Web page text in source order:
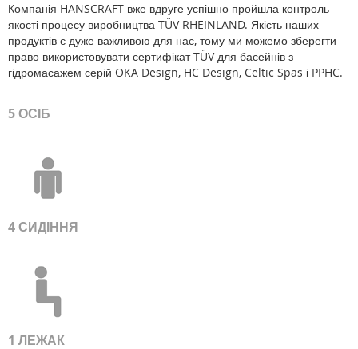
Компанія HANSCRAFT вже вдруге успішно пройшла контроль
якості процесу виробництва TÜV RHEINLAND. Якість наших
продуктів є дуже важливою для нас, тому ми можемо зберегти
право використовувати сертифікат TÜV для басейнів з
гідромасажем серій OKA Design, HC Design, Celtic Spas і PPHC.
5 ОСІБ
4 СИДІННЯ
1 ЛЕЖАК